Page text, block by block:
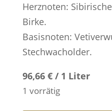
Herznoten:
Birke.
Basisnoten:
Stechwacholder.
96,66 € / 1 Liter
1 vorrätig